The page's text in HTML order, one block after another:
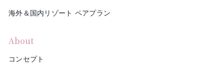
海外＆国内リゾート ペアプラン
About
コンセプト